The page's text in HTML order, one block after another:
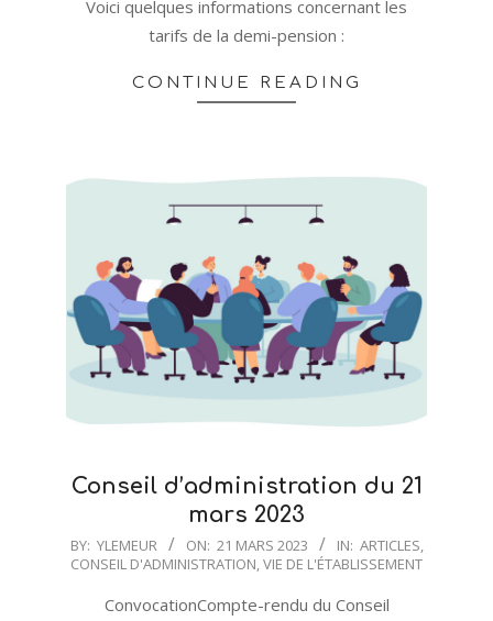
Voici quelques informations concernant les
tarifs de la demi-pension :
CONTINUE READING
Conseil d’administration du 21
mars 2023
2023-
03-
BY: YLEMEUR ON: 21 MARS 2023 IN: ARTICLES,
CONSEIL D'ADMINISTRATION,VIE DE L'ÉTABLISSEMENT
ConvocationCompte-rendu du Conseil